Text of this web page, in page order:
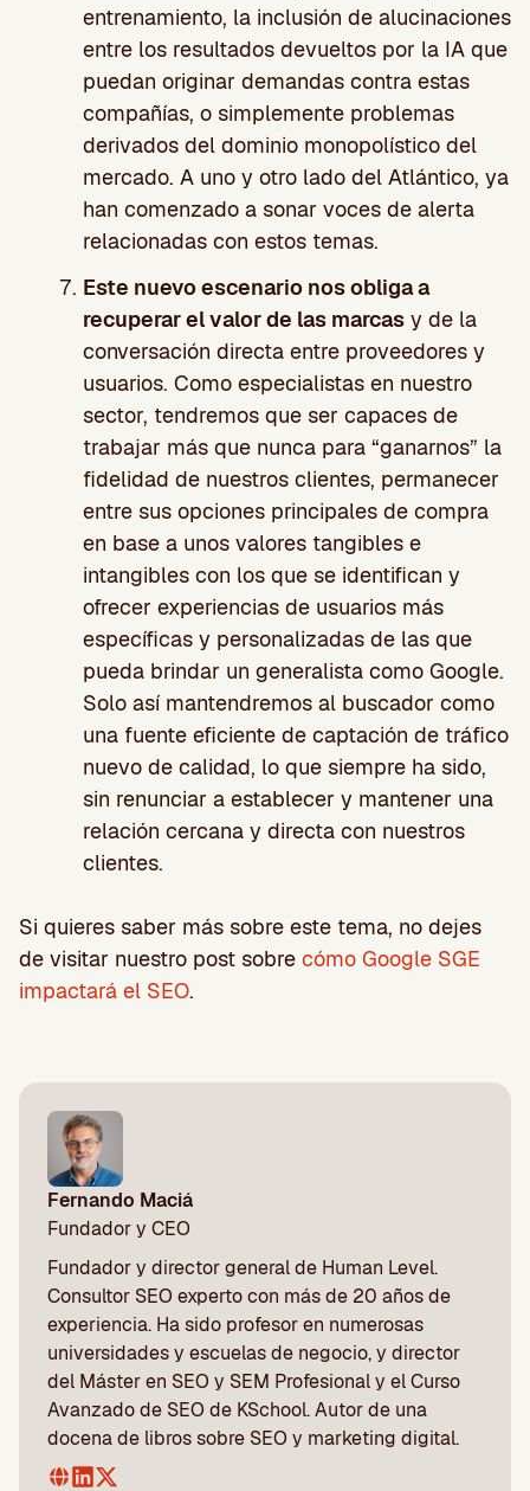
entrenamiento, la inclusión de alucinaciones
entre los resultados devueltos por la IA que
puedan originar demandas contra estas
compañías, o simplemente problemas
derivados del dominio monopolístico del
mercado. A uno y otro lado del Atlántico, ya
han comenzado a sonar voces de alerta
relacionadas con estos temas.
Este nuevo escenario nos obliga a
recuperar el valor de las marcas y de la
conversación directa entre proveedores y
usuarios. Como especialistas en nuestro
sector, tendremos que ser capaces de
trabajar más que nunca para “ganarnos” la
fidelidad de nuestros clientes, permanecer
entre sus opciones principales de compra
en base a unos valores tangibles e
intangibles con los que se identifican y
ofrecer experiencias de usuarios más
específicas y personalizadas de las que
pueda brindar un generalista como Google.
Solo así mantendremos al buscador como
una fuente eficiente de captación de tráfico
nuevo de calidad, lo que siempre ha sido,
sin renunciar a establecer y mantener una
relación cercana y directa con nuestros
clientes.
Si quieres saber más sobre este tema, no dejes
de visitar nuestro post sobre cómo Google SGE
impactará el SEO.
Fernando Maciá
Fundador y CEO
Fundador y director general de Human Level.
Consultor SEO experto con más de 20 años de
experiencia. Ha sido profesor en numerosas
universidades y escuelas de negocio, y director
del Máster en SEO y SEM Profesional y el Curso
Avanzado de SEO de KSchool. Autor de una
docena de libros sobre SEO y marketing digital.